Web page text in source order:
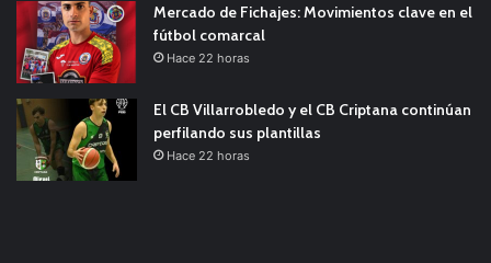
Mercado de Fichajes: Movimientos clave en el
fútbol comarcal
Hace 22 horas
El CB Villarrobledo y el CB Criptana continúan
perfilando sus plantillas
Hace 22 horas